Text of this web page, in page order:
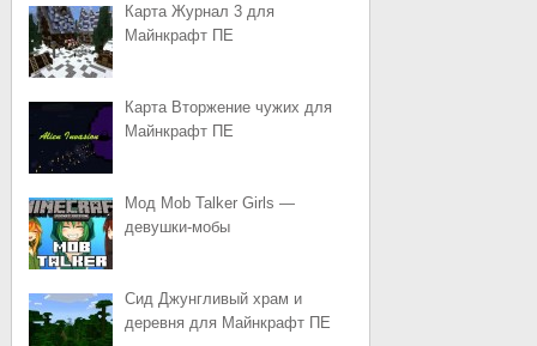
Карта Журнал 3 для
Майнкрафт ПЕ
Карта Вторжение чужих для
Майнкрафт ПЕ
Мод Mob Talker Girls —
девушки-мобы
Сид Джунгливый храм и
деревня для Майнкрафт ПЕ